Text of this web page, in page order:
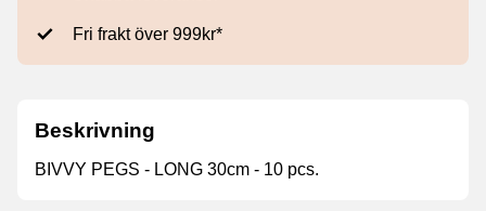
Fri frakt över 999kr*
Beskrivning
BIVVY PEGS - LONG 30cm - 10 pcs.